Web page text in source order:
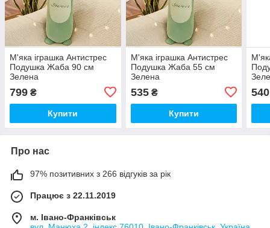
М'яка іграшка Антистрес
Подушка Жаба 90 см
Зелена
799 ₴
Купити
М'яка іграшка Антистрес
Подушка Жаба 55 см
Зелена
535₴
Купити
540
Про нас
97% позитивних з 266 відгуків за рік
Працює з 22.11.2019
м. Івано-Франківськ